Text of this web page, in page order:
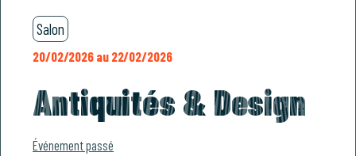
Salon
20/02/2026 au 22/02/2026
Antiquités & Design
Événement passé